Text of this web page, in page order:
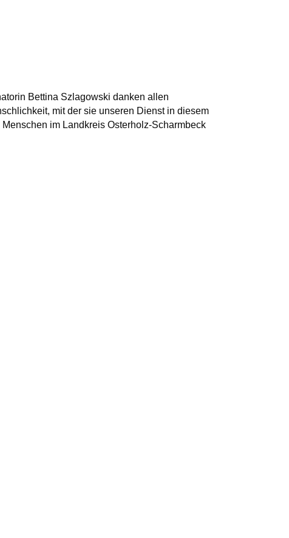
Bettina Szlagowski danken allen
mit der sie unseren Dienst in diesem
im Landkreis Osterholz-Scharmbeck